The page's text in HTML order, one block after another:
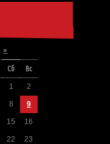
»
Сб Вс
1 2
8 9
15 16
22 23